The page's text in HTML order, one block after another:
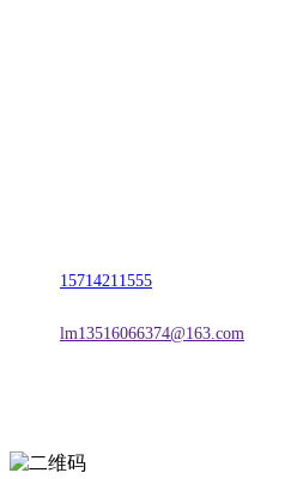
15714211555
lm13516066374@163.com